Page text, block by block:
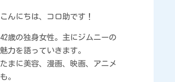
こんにちは、コロ助です！
42歳の独身女性。主にジムニーの
魅力を語っていきます。
たまに美容、漫画、映画、アニメ
も。